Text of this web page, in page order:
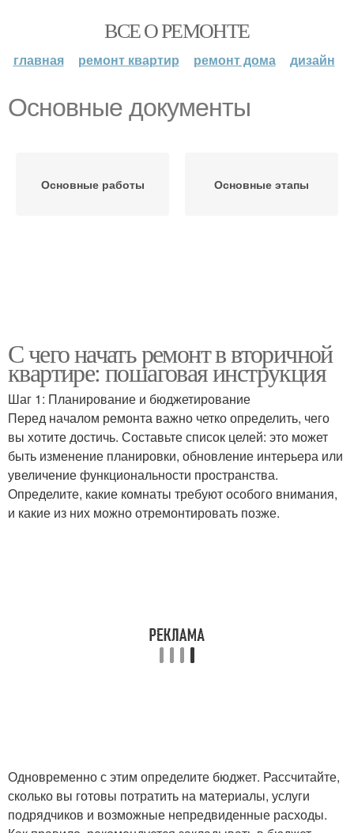
ВСЕ О РЕМОНТЕ
главная ремонт квартир ремонт дома дизайн
Основные документы
Основные работы Основные этапы
С чего начать ремонт в вторичной
квартире: пошаговая инструкция
Шаг 1: Планирование и бюджетирование
Перед началом ремонта важно четко определить, чего
вы хотите достичь. Составьте список целей: это может
быть изменение планировки, обновление интерьера или
увеличение функциональности пространства.
Определите, какие комнаты требуют особого внимания,
и какие из них можно отремонтировать позже.
Одновременно с этим определите бюджет. Рассчитайте,
сколько вы готовы потратить на материалы, услуги
подрядчиков и возможные непредвиденные расходы.